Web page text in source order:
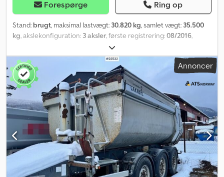
Forespørge Ring op
Stand: brugt, maksimal lastvægt: 30.820 kg, samlet vægt: 35.500
kg, akslekonfiguration: 3 aksler, første registrering:08/2016,
, længde af lastrum:
læsningsbredde:2.345 mm, lastepladshøjde:1.750 mm,
lastepladsvolumen:
, samlet længde: 8.700 mm
, samlet
bredde:2.550 mm, total højde:3.350 mm, Udstyr:
Aluminiumtipplad med en kapacitet på ca. 30 m³,
aluminiumchassis, bund af stålplade, rullepresenning, SAF-aksler,
aluminiumfælge, skivebremser, luftaffjedring med
hæve-/sænkeanordning, løfteaksel, automatisk sænkning af
luftaffjedringen ved tipning. Køretøjet kan beklædes med
reklamer og/eller påføres tekst. SI87163 Vores tilbud inkluderer
generelt ikke en ny TÜV-godkendelse. Hvis en ny TÜV-
godkendelse ønskes, fremsender vi gerne et tilbud fra vores
partnerværksteder. Køretøjet kan beklædes med reklamer
Annoncer